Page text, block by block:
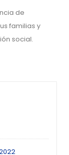
de
familias y
social.